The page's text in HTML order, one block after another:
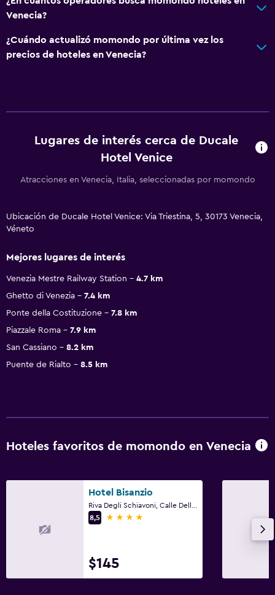
Venecia?
¿Cuándo actualizó momondo por última vez los
precios de hoteles en Venecia?
Lugares de interés cerca de Ducale
Hotel Venice
Atracciones en Venecia, Italia, seleccionadas por momondo
Ubicación de Ducale Hotel Venice: Via Triestina, 5, 30173 Venecia,
Véneto
Mejores lugares de interés
Venezia Mestre Railway Station
4.7 km
Ghetto di Venezia
7.4 km
Ponte della Costituzione
7.8 km
Piazzale Roma
7.9 km
San Cassiano
8.2 km
Puente de Rialto
8.5 km
Hoteles favoritos de momondo en Venecia
Hotel Bisanzio
8,5
4 estrellas
$145